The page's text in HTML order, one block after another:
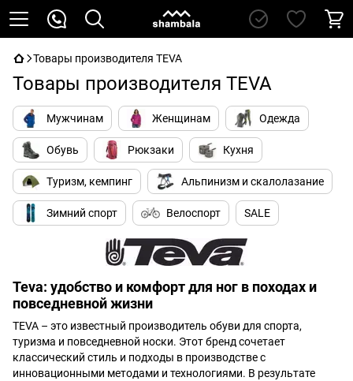
Товары производителя TEVA
Товары производителя TEVA
Мужчинам Женщинам Одежда
Обувь Рюкзаки Кухня
Туризм, кемпинг Альпинизм и скалолазание
Зимний спорт Велоспорт SALE
Teva: удобство и комфорт для ног в походах и
повседневной жизни
TEVA – это известный производитель обуви для спорта,
туризма и повседневной носки. Этот бренд сочетает
классический стиль и подходы в производстве с
инновационными методами и технологиями. В результате